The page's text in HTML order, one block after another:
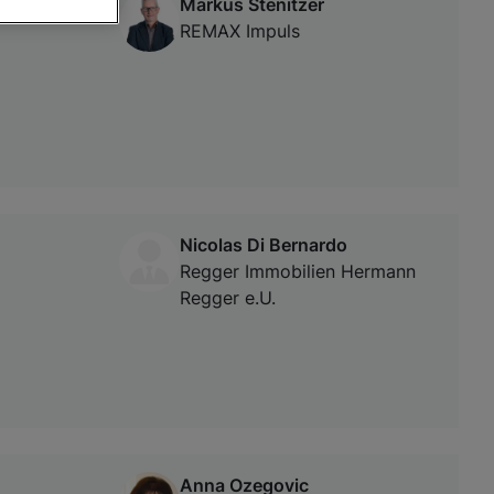
REMAX Impuls
Nicolas Di Bernardo
Regger Immobilien Hermann
Regger e.U.
Anna Ozegovic
oder Zugriff